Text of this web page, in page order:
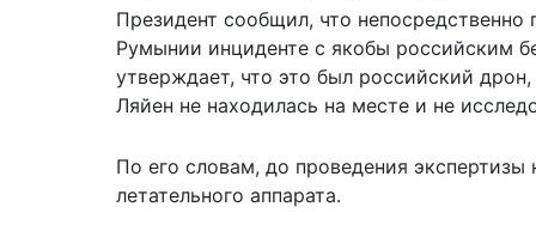
Президент сообщил, что
Румынии инциденте с якобы российским
утверждает, что это был российский
Ляйен не находилась на месте и не
По его словам, до проведения
летательного аппарата.